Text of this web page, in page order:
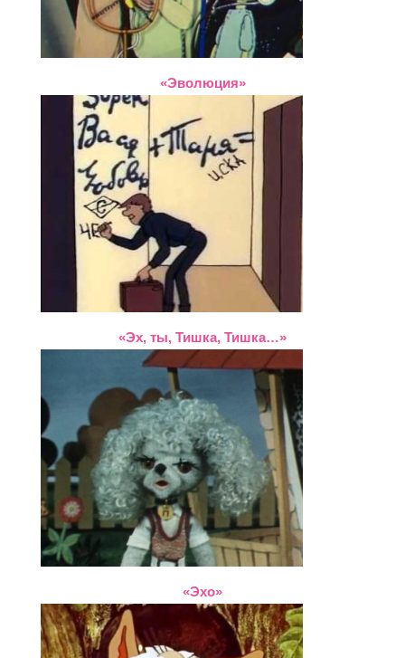
«Эволюция»
«Эх, ты, Тишка, Тишка…»
«Эхо»